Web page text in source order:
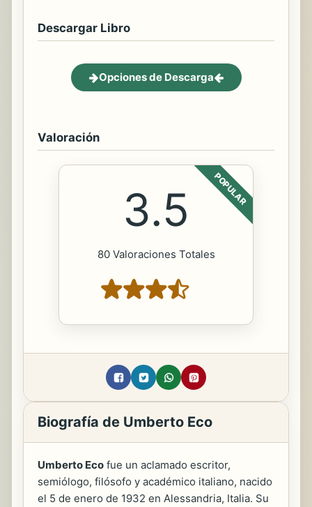
Descargar Libro
Opciones de Descarga
Valoración
POPULAR
3.5
80 Valoraciones Totales
Biografía de Umberto Eco
Umberto Eco fue un aclamado escritor,
semiólogo, filósofo y académico italiano, nacido
el 5 de enero de 1932 en Alessandria, Italia. Su